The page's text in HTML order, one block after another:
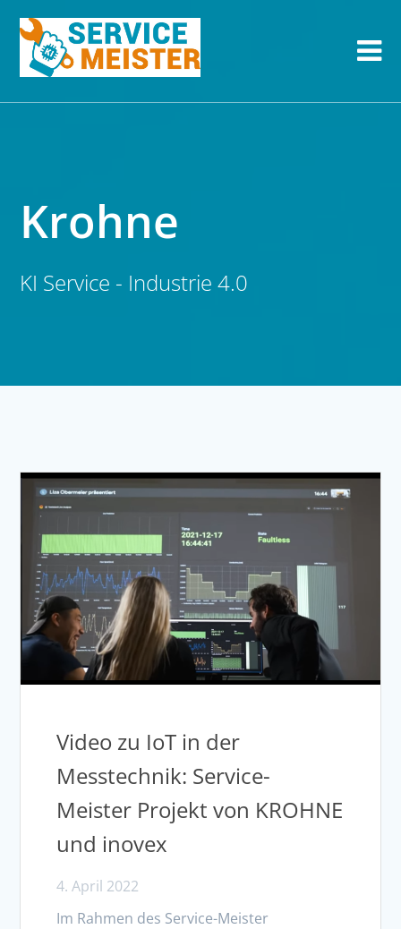
Krohne
KI Service - Industrie 4.0
Video zu IoT in der
Messtechnik: Service-
Meister Projekt von KROHNE
und inovex
4. April 2022
Im Rahmen des Service-Meister